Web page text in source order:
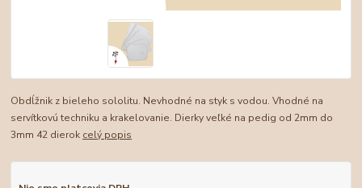
Obdĺžnik z bieleho sololitu. Nevhodné na styk s vodou. Vhodné na
servítkovú techniku a krakelovanie. Dierky veľké na pedig od 2mm do
3mm 42 dierok celý popis